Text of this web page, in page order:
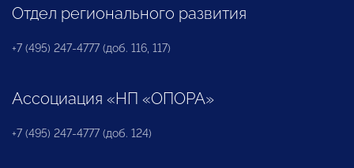
Отдел регионального развития
+7 (495) 247-4777 (доб. 116, 117)
Ассоциация «НП «ОПОРА»
+7 (495) 247-4777 (доб. 124)